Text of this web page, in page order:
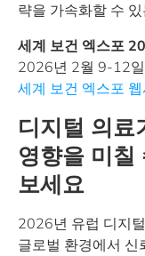
략을 가속화할 수
세계 보건 엑스포
2026년 2월 9-12
세계 보건 엑스포
디지털 의료
영향을 미칠
보세요
2026년 유럽 디지
글로벌 환경에서 신